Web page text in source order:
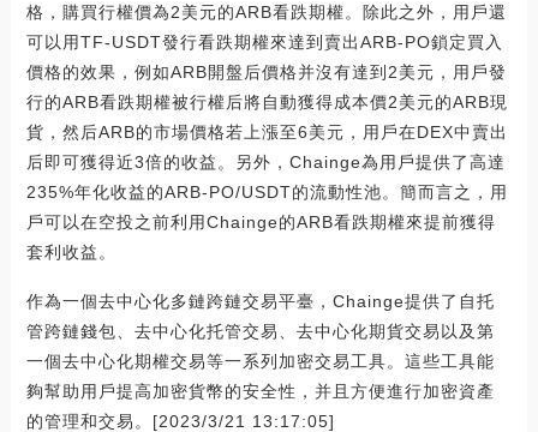
格，購買行權價為2美元的ARB看跌期權。除此之外，用戶還
可以用TF-USDT發行看跌期權來達到賣出ARB-PO鎖定買入
價格的效果，例如ARB開盤后價格并沒有達到2美元，用戶發
行的ARB看跌期權被行權后將自動獲得成本價2美元的ARB現
貨，然后ARB的市場價格若上漲至6美元，用戶在DEX中賣出
后即可獲得近3倍的收益。另外，Chainge為用戶提供了高達
235%年化收益的ARB-PO/USDT的流動性池。簡而言之，用
戶可以在空投之前利用Chainge的ARB看跌期權來提前獲得
套利收益。
作為一個去中心化多鏈跨鏈交易平臺，Chainge提供了自托
管跨鏈錢包、去中心化托管交易、去中心化期貨交易以及第
一個去中心化期權交易等一系列加密交易工具。這些工具能
夠幫助用戶提高加密貨幣的安全性，并且方便進行加密資產
的管理和交易。[2023/3/21 13:17:05]